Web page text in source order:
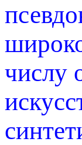
числу